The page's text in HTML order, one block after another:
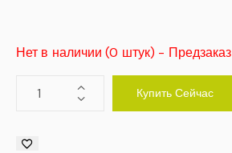
Нет в наличии (0 штук) - Предзаказ
Купить Сейчас